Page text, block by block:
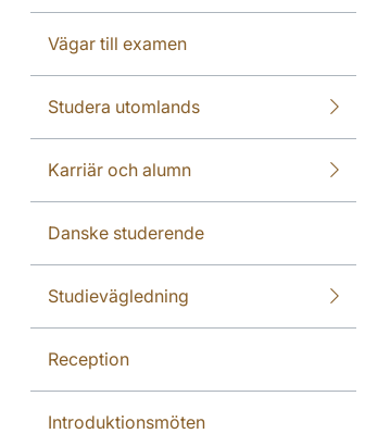
Vägar till examen
Studera utomlands
Karriär och alumn
Danske studerende
Studievägledning
Reception
Introduktionsmöten